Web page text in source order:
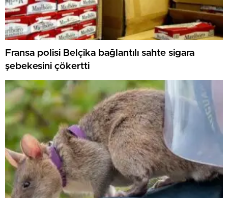
Fransa polisi Belçika bağlantılı sahte sigara
şebekesini çökertti